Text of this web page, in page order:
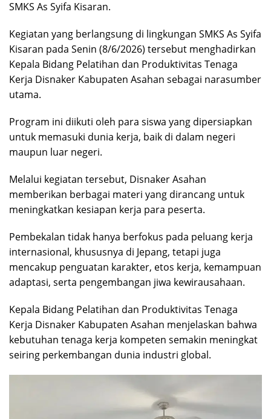
SMKS As Syifa Kisaran.
Kegiatan yang berlangsung di lingkungan SMKS As Syifa
Kisaran pada Senin (8/6/2026) tersebut menghadirkan
Kepala Bidang Pelatihan dan Produktivitas Tenaga
Kerja Disnaker Kabupaten Asahan sebagai narasumber
utama.
Program ini diikuti oleh para siswa yang dipersiapkan
untuk memasuki dunia kerja, baik di dalam negeri
maupun luar negeri.
Melalui kegiatan tersebut, Disnaker Asahan
memberikan berbagai materi yang dirancang untuk
meningkatkan kesiapan kerja para peserta.
Pembekalan tidak hanya berfokus pada peluang kerja
internasional, khususnya di Jepang, tetapi juga
mencakup penguatan karakter, etos kerja, kemampuan
adaptasi, serta pengembangan jiwa kewirausahaan.
Kepala Bidang Pelatihan dan Produktivitas Tenaga
Kerja Disnaker Kabupaten Asahan menjelaskan bahwa
kebutuhan tenaga kerja kompeten semakin meningkat
seiring perkembangan dunia industri global.